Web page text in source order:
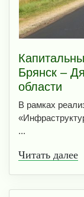
Брянск –
области
В рамках
...
Читать далее